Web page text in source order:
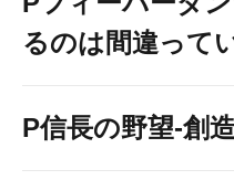
るのは間違って
P信長の野望-創